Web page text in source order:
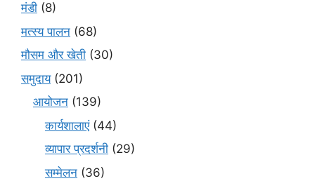
मंडी (8)
मत्स्य पालन (68)
मौसम और खेती (30)
समुदाय(201)
आयोजन (139)
कार्यशालाएं(44)
व्यापार प्रदर्शनी (29)
सम्मेलन (36)